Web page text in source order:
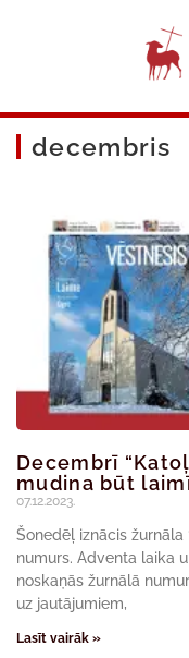
decembris
Decembrī
mudina būt
07.12.2023.
Šonedēļ iznācis žurnāla
numurs. Adventa laika
noskaņās žurnālā
uz jautājumiem,
Lasīt vairāk »